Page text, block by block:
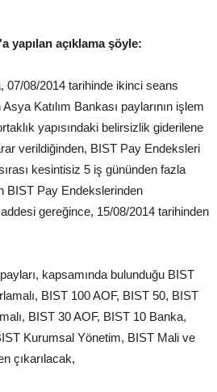
yapılan açıklama şöyle:
07/08/2014 tarihinde ikinci seans
Katılım Bankası paylarının işlem
yapısındaki belirsizlik giderilene
verildiğinden, BIST Pay Endeksleri
kesintisiz 5 iş gününden fazla
BIST Pay Endekslerinden
gereğince, 15/08/2014 tarihinden
kapsamında bulunduğu BIST
BIST 100 AOF, BIST 50, BIST
BIST 30 AOF, BIST 10 Banka,
Kurumsal Yönetim, BIST Mali ve
çıkarılacak,